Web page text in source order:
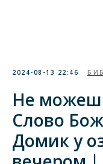
2024-08-13 22:46
Не
Слово
Домик у